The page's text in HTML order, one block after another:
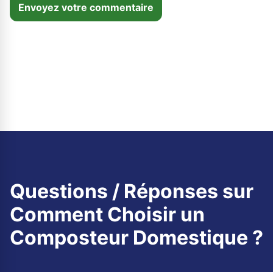
Envoyez votre commentaire
Questions / Réponses sur
Comment Choisir un
Composteur Domestique ?